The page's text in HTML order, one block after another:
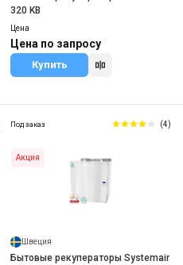
320 KB
Цена
Цена по запросу
Купить
Под заказ (4)
Акция
Швеция
Бытовые рекуператоры Systemair